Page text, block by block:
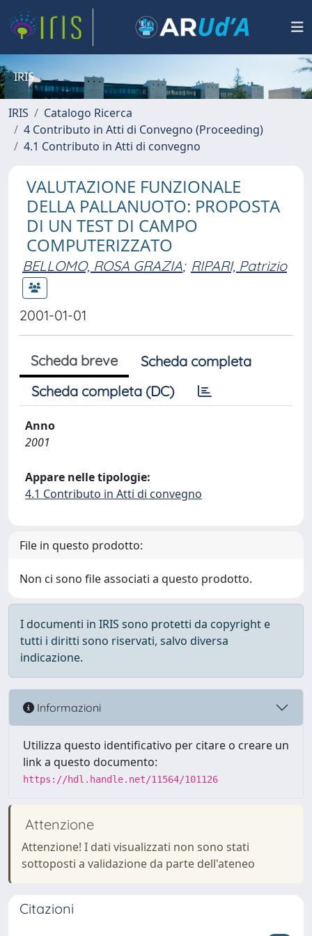
IRIS
IRIS
Catalogo Ricerca
4 Contributo in Atti di Convegno (Proceeding)
4.1 Contributo in Atti di convegno
VALUTAZIONE FUNZIONALE
DELLA PALLANUOTO: PROPOSTA
DI UN TEST DI CAMPO
COMPUTERIZZATO
BELLOMO, ROSA GRAZIA; RIPARI, Patrizio
2001-01-01
Scheda breve
Scheda completa
Scheda completa (DC)
Anno
2001
Appare nelle tipologie:
4.1 Contributo in Atti di convegno
File in questo prodotto:
Non ci sono file associati a questo prodotto.
I documenti in IRIS sono protetti da copyright e
tutti i diritti sono riservati, salvo diversa
indicazione.
Informazioni
Utilizza questo identificativo per citare o creare un
link a questo documento:
https://hdl.handle.net/11564/101126
Attenzione
Attenzione! I dati visualizzati non sono stati
sottoposti a validazione da parte dell'ateneo
Citazioni